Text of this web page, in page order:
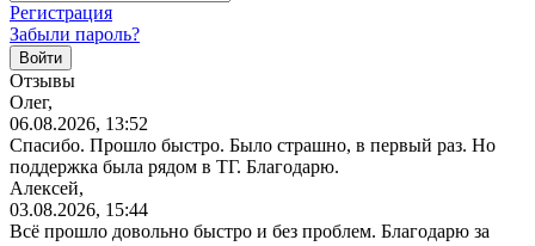
Регистрация
Забыли пароль?
Отзывы
Олег,
06.08.2026, 13:52
Спасибо. Прошло быстро. Было страшно, в первый раз. Но
поддержка была рядом в ТГ. Благодарю.
Алексей,
03.08.2026, 15:44
Всё прошло довольно быстро и без проблем. Благодарю за